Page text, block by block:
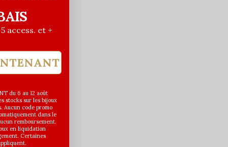
access. et +
du 6 au 12 août
stocks sur les bijoux
Aucun code promo
dans le
remboursement.
en liquidation
Certaines